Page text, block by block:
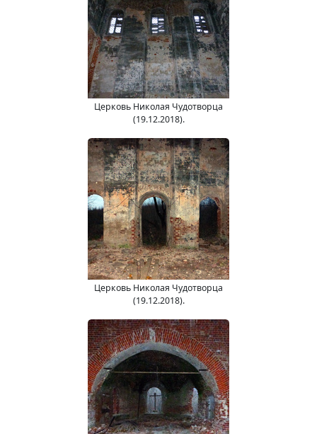
Церковь Николая Чудотворца
(19.12.2018).
Церковь Николая Чудотворца
(19.12.2018).